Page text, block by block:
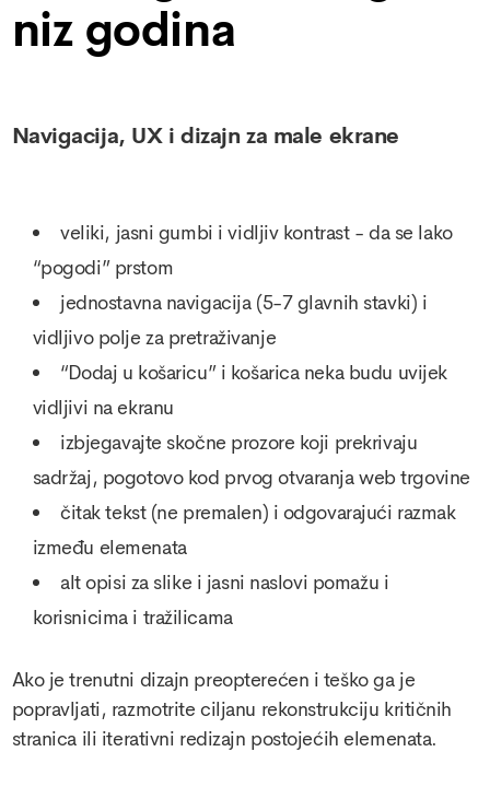
niz godina
Navigacija, UX i dizajn za male ekrane
veliki, jasni gumbi i vidljiv kontrast - da se lako
“pogodi” prstom
jednostavna navigacija (5-7 glavnih stavki) i
vidljivo polje za pretraživanje
“Dodaj u košaricu” i košarica neka budu uvijek
vidljivi na ekranu
izbjegavajte skočne prozore koji prekrivaju
sadržaj, pogotovo kod prvog otvaranja web trgovine
čitak tekst (ne premalen) i odgovarajući razmak
između elemenata
alt opisi za slike i jasni naslovi pomažu i
korisnicima i tražilicama
Ako je trenutni dizajn preopterećen i teško ga je
popravljati, razmotrite ciljanu rekonstrukciju kritičnih
stranica ili iterativni redizajn postojećih elemenata.